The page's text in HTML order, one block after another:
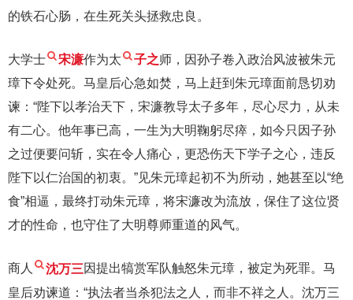
的铁石心肠，在生死关头拯救忠良。
大学士 宋濂作为太 子之师，因孙子卷入政治风波被朱元
璋下令处死。马皇后心急如焚，马上赶到朱元璋面前恳切劝
谏：“陛下以孝治天下，宋濂教导太子多年，尽心尽力，从未
有二心。他年事已高，一生为大明鞠躬尽瘁，如今只因子孙
之过便要问斩，实在令人痛心，更恐伤天下学子之心，违反
陛下以仁治国的初衷。”见朱元璋起初不为所动，她甚至以“绝
食”相逼，最终打动朱元璋，将宋濂改为流放，保住了这位贤
才的性命，也守住了大明尊师重道的风气。
商人 沈万三因提出犒赏军队触怒朱元璋，被定为死罪。马
皇后劝谏道：“执法者当杀犯法之人，而非不祥之人。沈万三